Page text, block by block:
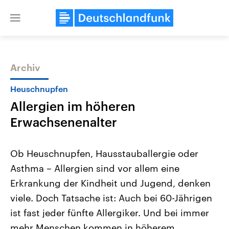
Close
Themen
Landtagswahl Sachsen-Anhalt
2026
Alle Informationen
Sachsen-Anhalt wählt am 6.
September 2026 einen neuen
Landtag. Seit 2021 wird das
Bundesland von einer Koalition aus
USA
Aktuelle Beiträge,
Hintergründe
Wirtschaftlich und
gehören die Vereinigten
den mächtigsten Ländern
mit großem Einfluss auf
Archiv
Heuschnupfen
Allergien im höheren
Erwachsenenalter
Ob Heuschnupfen, Hausstauballergie oder
Asthma – Allergien sind vor allem eine
Erkrankung der Kindheit und Jugend, denken
viele. Doch Tatsache ist: Auch bei 60-Jährigen
ist fast jeder fünfte Allergiker. Und bei immer